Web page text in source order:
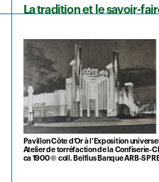
La tradition et le savoir-
Pavillon Côte d’Or à l’Exposition
Atelier de torréfaction de la Confiserie-
ca 1900 © coll. Belfius Banque ARB-